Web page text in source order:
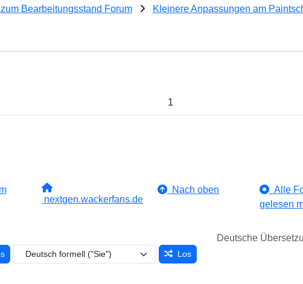
zum Bearbeitungsstand Forum Kleinere Anpassungen am
1
nextgen.wackerfans.de
Nach oben
Alle
gelesen
Los
Deutsche